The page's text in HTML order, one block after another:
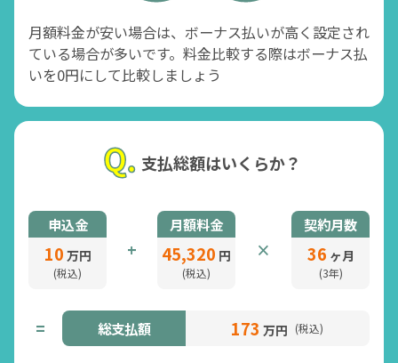
月額料金が安い場合は、ボーナス払いが高く設定され
ている場合が多いです。料金比較する際はボーナス払
いを0円にして比較しましょう
支払総額はいくらか？
申込金
10 万円
(税込)
+
月額料金
45,320 円
(税込)
×
契約月数
36 ヶ月
(3年)
= 総支払額 173 万円 (税込)